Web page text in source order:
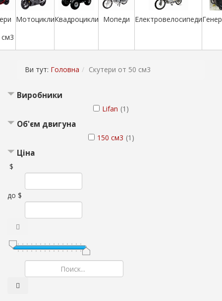
МотоциклиКвадроцикли Мопеди Електровелосипеди
Ви тут: Головна Скутери от 50 см3
Виробники
Lifan (1)
Об'єм двигуна
150 см3 (1)
Ціна
$
до $